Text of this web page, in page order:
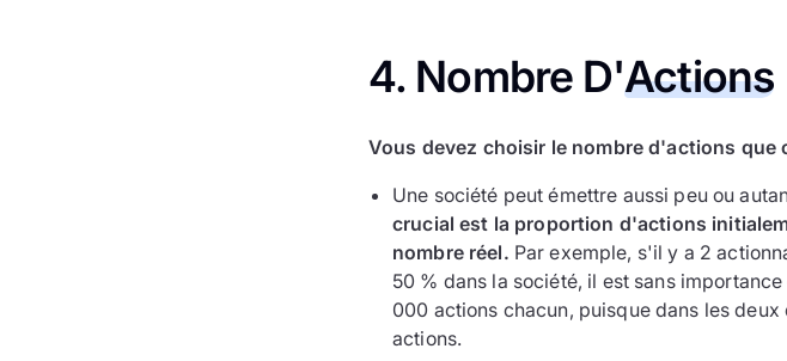
4. Nombre D'Actions
Vous devez choisir le nombre d'actions que
Une société peut émettre aussi peu ou
crucial est la proportion d'actions
nombre réel. Par exemple, s'il y a 2
50 % dans la société, il est sans
000 actions chacun, puisque dans les
actions.